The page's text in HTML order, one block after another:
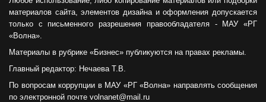
материалов сайта, элементов дизайна и оформления допускается
только с письменного разрешения правообладателя - МАУ «РГ
«Волна».
Материалы в рубрике «Бизнес» публикуются на правах рекламы.
Главный редактор: Нечаева Т.В.
По вопросам коррупции в МАУ «РГ «Волна» направлять сообщения
по электронной почте volnanet@mail.ru